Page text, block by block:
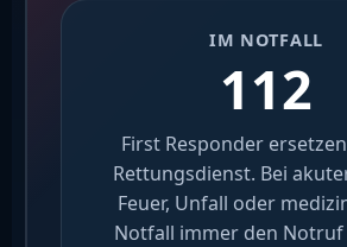
IM NOTFALL
112
First Responder
Rettungsdienst. Bei
Feuer, Unfall oder
Notfall immer den Notruf